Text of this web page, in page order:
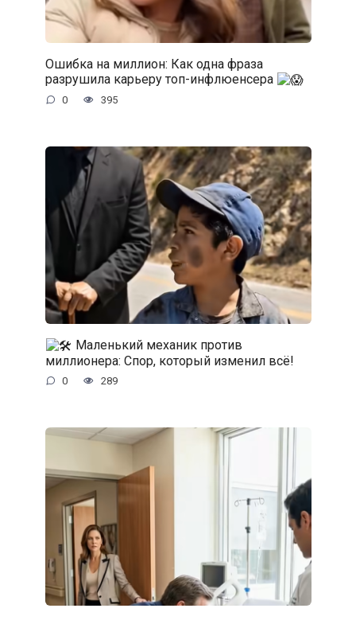
Ошибка на миллион: Как одна фраза
разрушила карьеру топ-инфлюенсера
0 395
Маленький механик против
миллионера: Спор, который изменил всё!
0 289